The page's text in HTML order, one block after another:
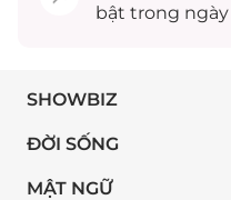
bật trong ngày
SHOWBIZ
ĐỜI SỐNG
MẬT NGỮ